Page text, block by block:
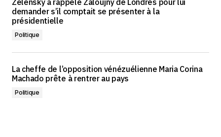
Zelensky a rappelé Zaloujny de Londres pour lui
demander s’il comptait se présenter à la
présidentielle
Politique
La cheffe de l’opposition vénézuélienne Maria Corina
Machado prête à rentrer au pays
Politique